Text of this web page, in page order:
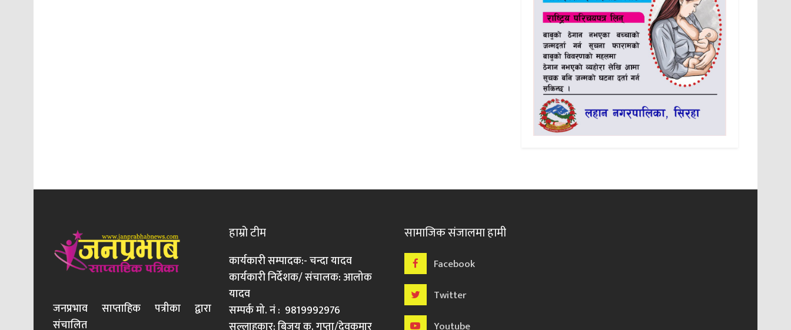
जनप्रभाव साप्ताहिक पत्रीका द्वारा
संचालित
हाम्रो टीम
कार्यकारी सम्पादक:- चन्दा यादव
कार्यकारी निर्देशक/ संचालक: आलोक
यादव
सम्पर्क मो. नं : 9819992976
सामाजिक संजालमा हामी
Facebook
Twitter
Youtube